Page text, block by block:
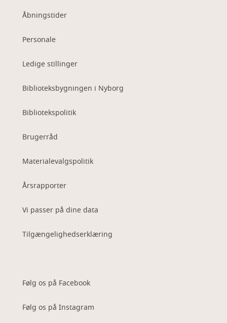
Åbningstider
Personale
Ledige stillinger
Biblioteksbygningen i Nyborg
Bibliotekspolitik
Brugerråd
Materialevalgspolitik
Årsrapporter
Vi passer på dine data
Tilgængelighedserklæring
Følg os på Facebook
Følg os på Instagram